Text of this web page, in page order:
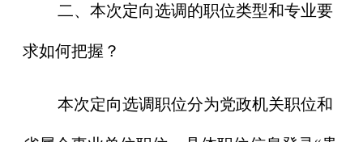
二、本次定向选调的职位类型和专业要
求如何把握？
本次定向选调职位分为党政机关职位和